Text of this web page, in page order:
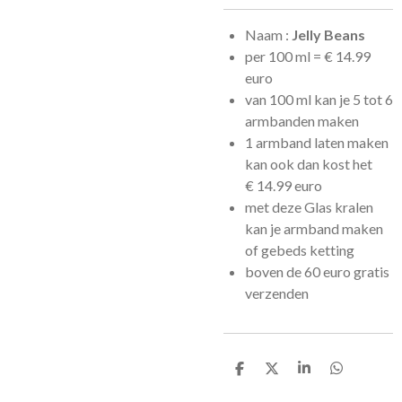
Naam : Jelly Beans
per 100 ml = € 14.99
euro
van 100 ml kan je 5 tot 6
armbanden maken
1 armband laten maken
kan ook dan kost het
€ 14.99 euro
met deze Glas kralen
kan je armband maken
of gebeds ketting
boven de 60 euro gratis
verzenden
D
D
S
D